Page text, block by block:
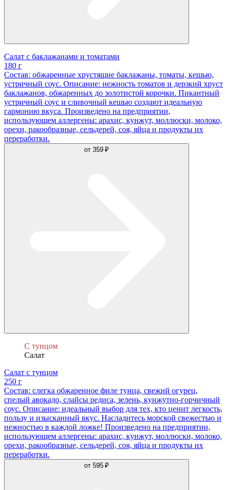
Салат с баклажанами и томатами
180 г
Состав: обжаренные хрустящие баклажаны, томаты, кешью,
устричный соус. Описание: нежность томатов и дерзкий хруст
баклажанов, обжаренных до золотистой корочки. Пикантный
устричный соус и сливочный кешью создают идеальную
гармонию вкуса. Произведено на предприятии,
использующем аллергены: арахис, кунжут, моллюски, молоко,
орехи, ракообразные, сельдерей, соя, яйца и продукты их
переработки.
от 359 ₽
С тунцом
Салат
Салат с тунцом
250 г
Состав: слегка обжаренное филе тунца, свежий огурец,
спелый авокадо, слайсы редиса, зелень, кунжутно-горчичный
соус. Описание: идеальный выбор для тех, кто ценит легкость,
пользу и изысканный вкус. Насладитесь морской свежестью и
нежностью в каждой ложке! Произведено на предприятии,
использующем аллергены: арахис, кунжут, моллюски, молоко,
орехи, ракообразные, сельдерей, соя, яйца и продукты их
переработки.
от 595 ₽